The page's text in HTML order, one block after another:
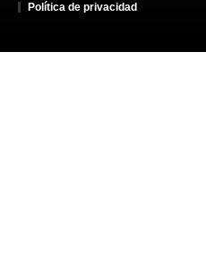
Política de privacidad